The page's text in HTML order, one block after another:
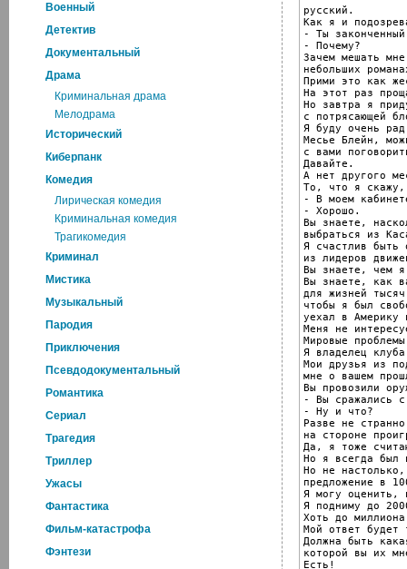
Военный
Детектив
Документальный
Драма
Криминальная драма
Мелодрама
Исторический
Киберпанк
Комедия
Лирическая комедия
Криминальная комедия
Трагикомедия
Криминал
Мистика
Музыкальный
Пародия
Приключения
Псевдодокументальный
Романтика
Cериал
Трагедия
Триллер
Ужасы
Фантастика
Фильм-катастрофа
Фэнтези
русский.
Как я и
- Ты
- Почему?
Зачем мешать
небольших
Прими это как
На этот раз
Но завтра я
с потрясающей
Я буду очень
Месье Блейн,
с вами
Давайте.
А нет другого
То, что я скажу,
- В моем
- Хорошо.
Вы знаете,
выбраться из
Я счастлив быть
из лидеров
Вы знаете, чем я
Вы знаете, как
для жизней
чтобы я был
уехал в Америку
Меня не
Мировые
Я владелец
Мои друзья из
мне о вашем
Вы провозили
- Вы сражались
- Ну и что?
Разве не
на стороне
Да, я тоже
Но я всегда был
Но не
предложение в
Я могу оценить,
Я подниму до
Хоть до
Мой ответ будет
Должна быть
которой вы их
Есть!